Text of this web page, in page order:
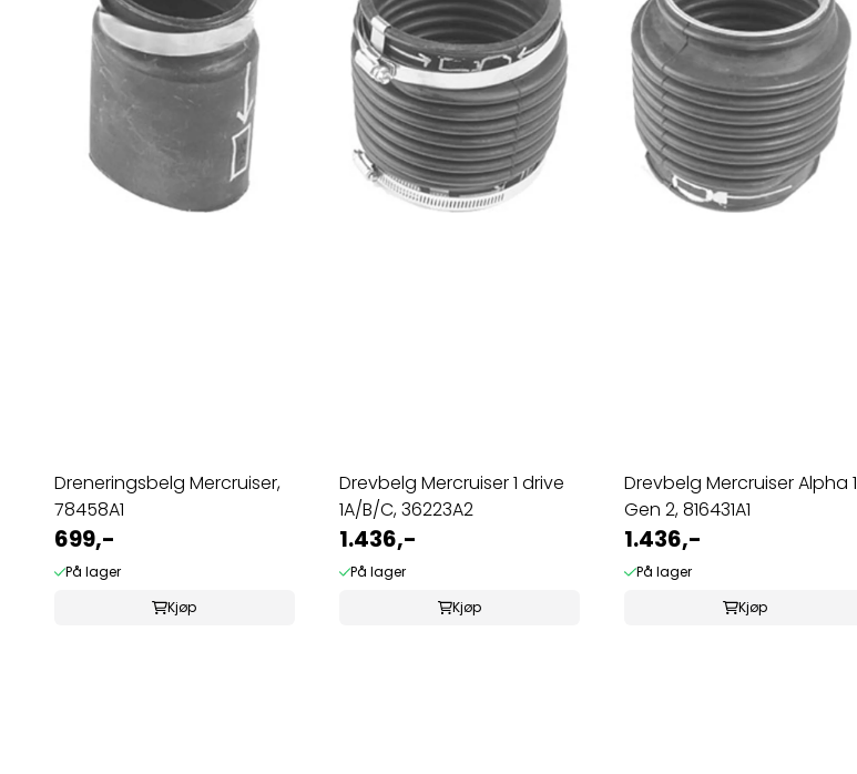
Dreneringsbelg Mercruiser,
78458A1
699,-
På lager
Kjøp
Drevbelg Mercruiser 1 drive
1A/B/C, 36223A2
1.436,-
På lager
Kjøp
Drevbelg Mercruiser Alpha 1
Gen 2, 816431A1
1.436,-
På lager
Kjøp